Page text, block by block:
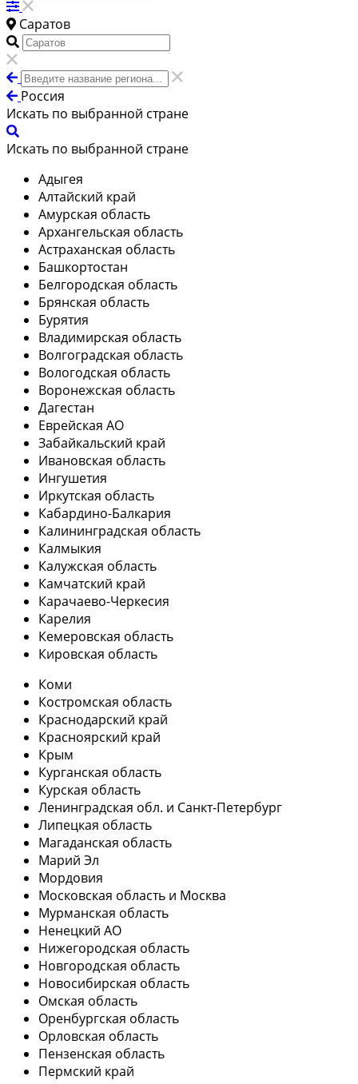
Саратов
Россия
Искать по выбранной стране
Искать по выбранной стране
Адыгея
Алтайский край
Амурская область
Архангельская область
Астраханская область
Башкортостан
Белгородская область
Брянская область
Бурятия
Владимирская область
Волгоградская область
Вологодская область
Воронежская область
Дагестан
Еврейская АО
Забайкальский край
Ивановская область
Ингушетия
Иркутская область
Кабардино-Балкария
Калининградская область
Калмыкия
Калужская область
Камчатский край
Карачаево-Черкесия
Карелия
Кемеровская область
Кировская область
Коми
Костромская область
Краснодарский край
Красноярский край
Крым
Курганская область
Курская область
Ленинградская обл. и Санкт-Петербург
Липецкая область
Магаданская область
Марий Эл
Мордовия
Московская область и Москва
Мурманская область
Ненецкий АО
Нижегородская область
Новгородская область
Новосибирская область
Омская область
Оренбургская область
Орловская область
Пензенская область
Пермский край